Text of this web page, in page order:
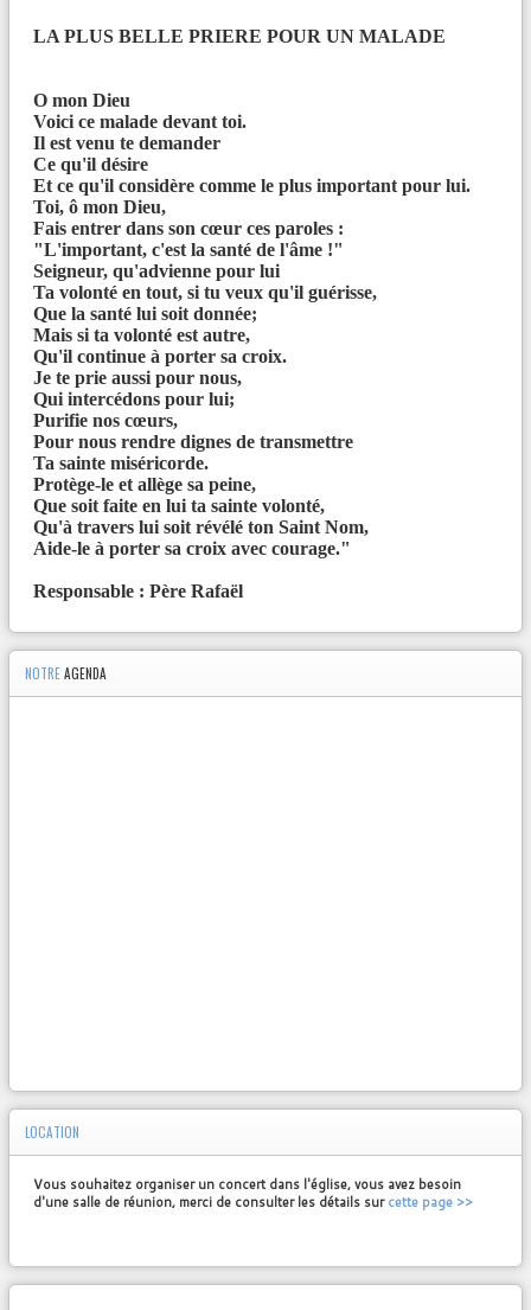
LA PLUS BELLE PRIERE POUR UN MALADE
O mon Dieu
Voici ce malade devant toi.
Il est venu te demander
Ce qu'il désire
Et ce qu'il considère comme le plus important pour lui.
Toi, ô mon Dieu,
Fais entrer dans son cœur ces paroles :
"L'important, c'est la santé de l'âme !"
Seigneur, qu'advienne pour lui
Ta volonté en tout, si tu veux qu'il guérisse,
Que la santé lui soit donnée;
Mais si ta volonté est autre,
Qu'il continue à porter sa croix.
Je te prie aussi pour nous,
Qui intercédons pour lui;
Purifie nos cœurs,
Pour nous rendre dignes de transmettre
Ta sainte miséricorde.
Protège-le et allège sa peine,
Que soit faite en lui ta sainte volonté,
Qu'à travers lui soit révélé ton Saint Nom,
Aide-le à porter sa croix avec courage."
Responsable : Père Rafaël
NOTREAGENDA
LOCATION
Vous souhaitez organiser un concert dans l'église, vous avez besoin
d'une salle de réunion, merci de consulter les détails surcette page >>